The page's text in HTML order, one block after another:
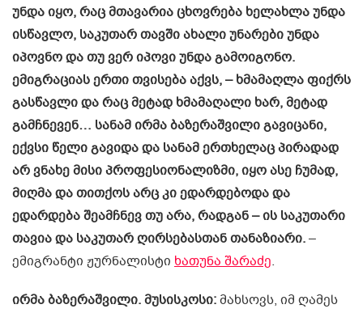
უნდა იყო, რაც მთავარია ცხოვრება ხელახლა უნდა
ისწავლო, საკუთარ თავში ახალი უნარები უნდა
იპოვნო და თუ ვერ იპოვი უნდა გამოიგონო.
ემიგრაციას ერთი თვისება აქვს, – ხმამაღლა ფიქრს
გასწავლი და რაც მეტად ხმამაღალი ხარ, მეტად
გამჩნევენ… სანამ ირმა ბაზერაშვილი გავიცანი,
ექვსი წელი გავიდა და სანამ ერთხელაც პირადად
არ ვნახე მისი პროფესიონალიზმი, იყო ასე ჩუმად,
მიღმა და თითქოს არც კი ედარდებოდა და
ედარდება შეამჩნევ თუ არა, რადგან – ის საკუთარი
თავია და საკუთარ ღირსებასთან თანაზიარი.–
ემიგრანტი ჟურნალისტი ხათუნა შარაძე.
ირმა ბაზერაშვილი. მუსისკოსი:მახსოვს, იმ ღამეს